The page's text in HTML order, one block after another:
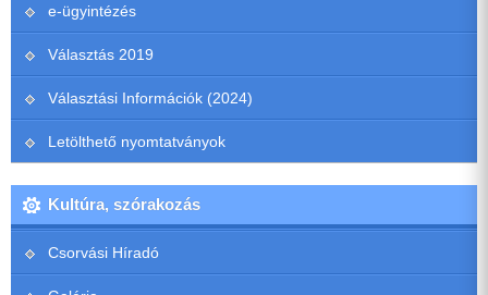
e-ügyintézés
Választás 2019
Választási Információk (2024)
Letölthető nyomtatványok
Kultúra, szórakozás
Csorvási Híradó